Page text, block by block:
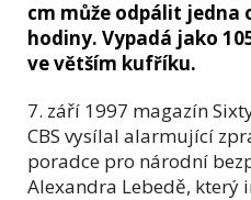
cm může odpálit jedna
hodiny. Vypadá jako
ve větším kufříku.
7. září 1997 magazín
CBS vysílal alarmující
poradce pro národní
Alexandra Lebedě, který